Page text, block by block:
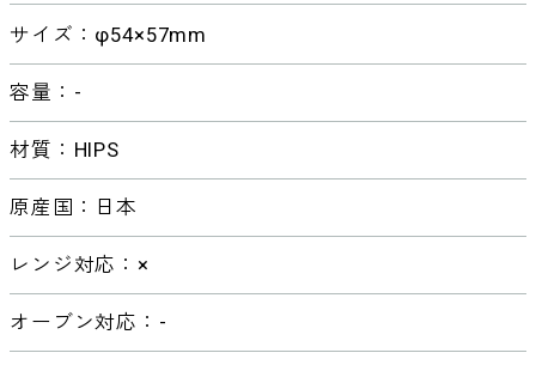
サイズ：φ54×57mm
容量：-
材質：HIPS
原産国：日本
レンジ対応：×
オーブン対応：-